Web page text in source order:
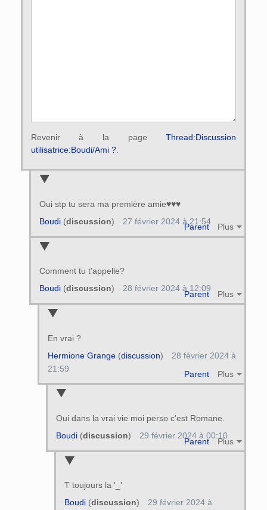
Revenir à la pageThread:Discussion
utilisatrice:Boudi/Ami ?.
Oui stp tu sera ma première amie♥♥♥
Parent Plus
Boudi(discussion) 27 février 2024 à 21:54
Comment tu t'appelle?
Parent Plus
Boudi(discussion) 28 février 2024 à 12:09
En vrai ?
Parent Plus
Hermione Grange(discussion)
28 février 2024 à
21:59
Oui dans la vrai vie moi perso c'est Romane.
Parent Plus
Boudi(discussion) 29 février 2024 à 00:10
T toujours la '_'
Boudi(discussion)
29 février 2024 à